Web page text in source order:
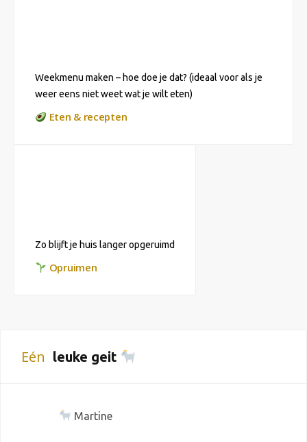
Weekmenu maken – hoe doe je dat? (ideaal voor als je
weer eens niet weet wat je wilt eten)
Eten & recepten
Zo blijft je huis langer opgeruimd
Opruimen
Eén leuke geit
Martine